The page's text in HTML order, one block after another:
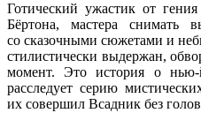
Готический ужастик от
Бёртона, мастера снимать
со сказочными сюжетами и
стилистически выдержан,
момент. Это история о нью-
расследует серию
их совершил Всадник без